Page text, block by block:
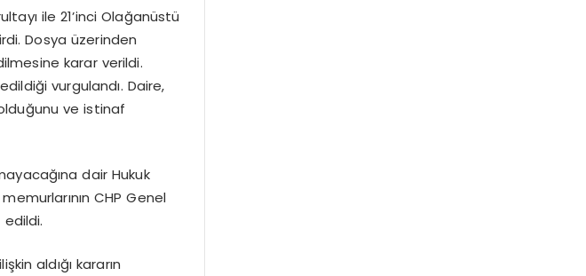
ile 21’inci Olağanüstü
Dosya üzerinden
karar verildi.
vurgulandı. Daire,
ve istinaf
dair Hukuk
CHP Genel
edildi.
aldığı kararın